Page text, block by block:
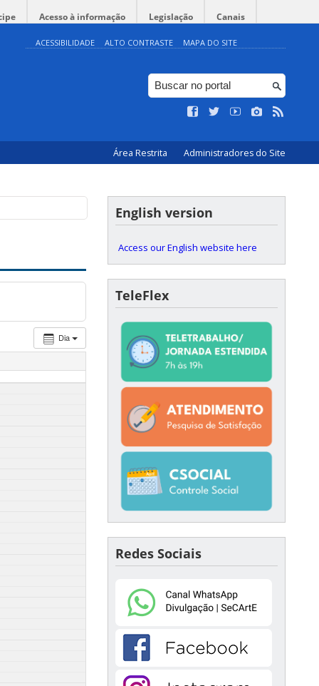
Acesso à informação Legislação Canais
ACESSIBILIDADE ALTO CONTRASTE MAPA DO SITE
Área Restrita Administradores do Site
Dia
English version
Access our English website here
TeleFlex
Redes Sociais